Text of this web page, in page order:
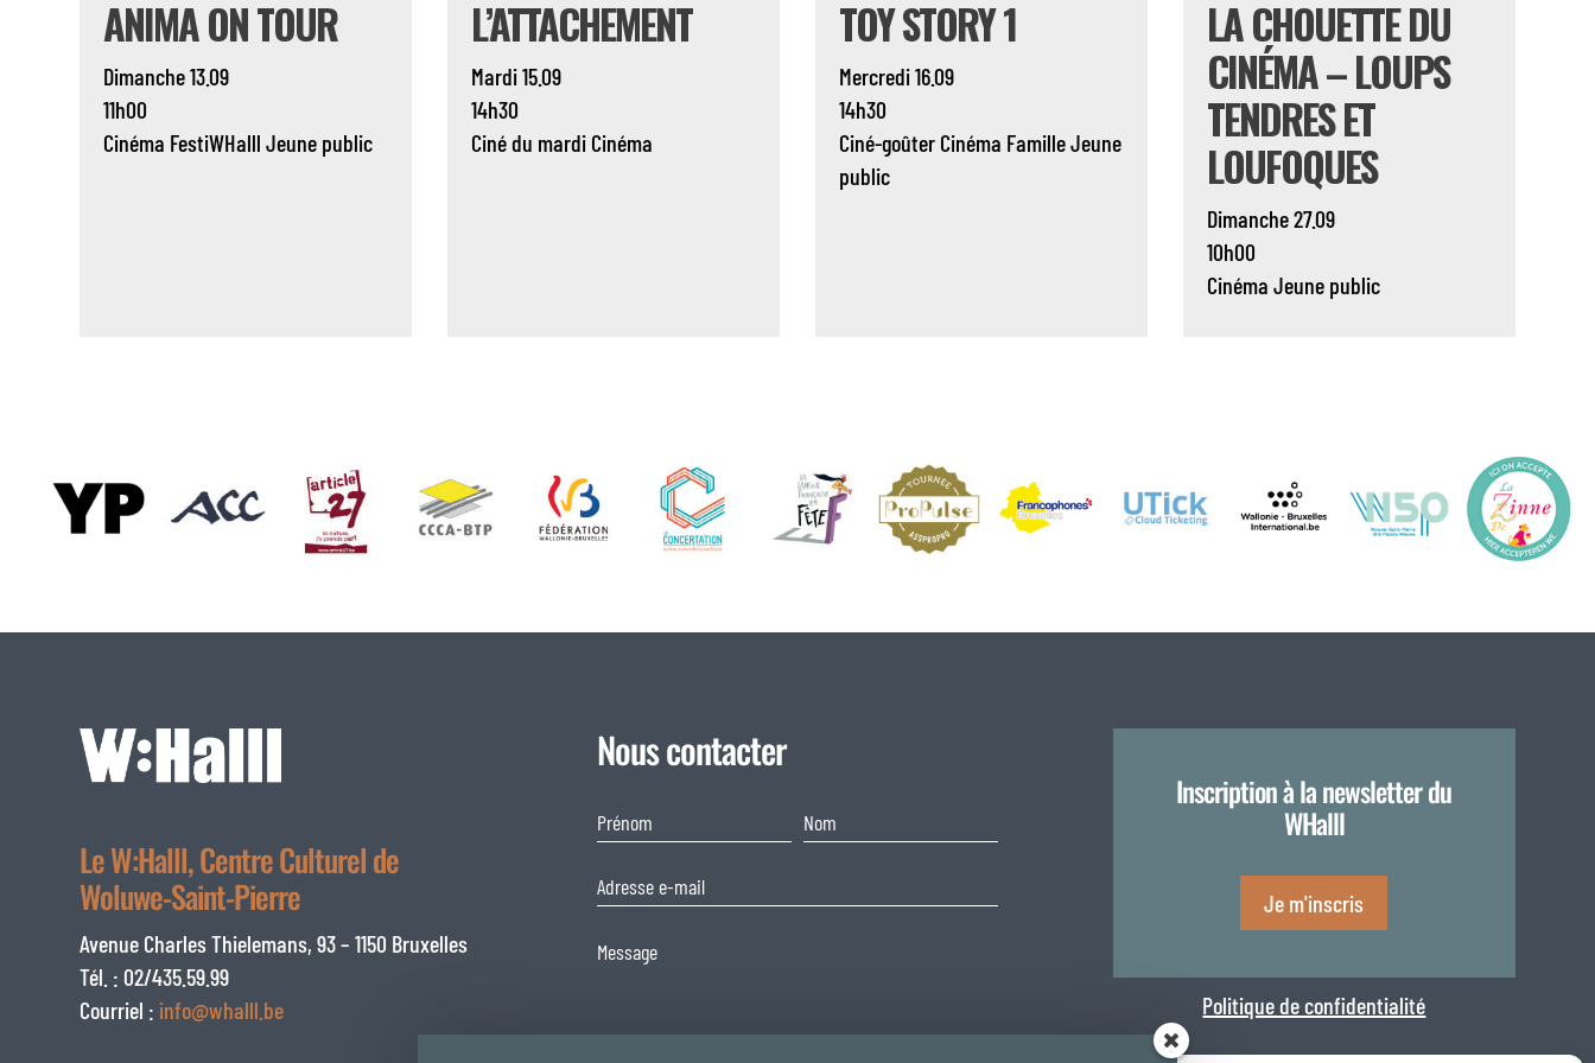
ANIMA ON TOUR
Dimanche 13.09
11h00
Cinéma FestiWHalll Jeune public
L’ATTACHEMENT
Mardi 15.09
14h30
Ciné du mardi Cinéma
TOY STORY 1
Mercredi 16.09
14h30
Ciné-goûter Cinéma FamilleJeune
public
LA CHOUETTE DU
CINÉMA – LOUPS
TENDRES ET
LOUFOQUES
Dimanche 27.09
10h00
Cinéma Jeune public
Le W:Halll, Centre Culturel de
Woluwe-Saint-Pierre
Avenue Charles Thielemans, 93 – 1150 Bruxelles
Tél. : 02/435.59.99
Courriel : info@whalll.be
Nous contacter
Inscription à la newsletter du
WHalll
Je m'inscris
Politique de confidentialité